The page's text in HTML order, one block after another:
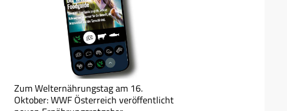
Zum Welternährungstag am 16.
Oktober: WWF Österreich veröffentlicht